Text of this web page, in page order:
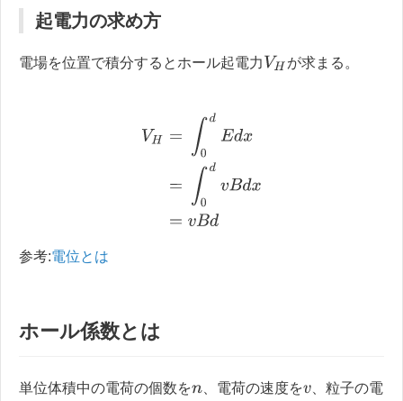
起電力の求め方
電場を位置で積分するとホール起電力 VH が求まる。
dx=
参考:電位とは
ホール係数とは
単位体積中の電荷の個数をn、電荷の速度をv 、粒子の電